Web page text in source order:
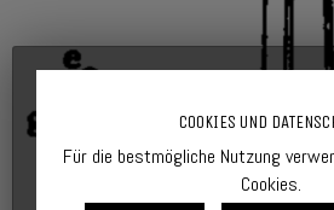
COOKIES UND
Für die bestmögliche Nutzung
Cookies.